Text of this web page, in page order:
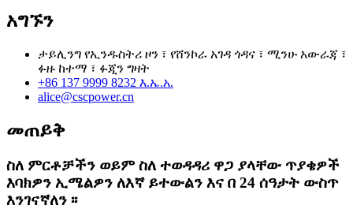
አግኙን
ታይሊንግ የኢንዱስትሪ ዞን ፣ የሸንኮራ አገዳ ጎዳና ፣ ሚንሁ አውራጃ ፣
ፉዙ ከተማ ፣ ፉጂን ግዛት
+86 137 9999 8232 እ.ኤ.አ.
alice@cscpower.cn
መጠይቅ
ስለ ምርቶቻችን ወይም ስለ ተወዳዳሪ ዋጋ ያላቸው ጥያቄዎች
እባክዎን ኢሜልዎን ለእኛ ይተውልን እና በ 24 ሰዓታት ውስጥ
እንገናኛለን ፡፡